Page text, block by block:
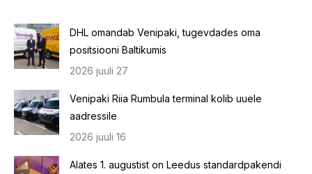
DHL omandab Venipaki, tugevdades oma
positsiooni Baltikumis
2026 juuli 27
Venipaki Riia Rumbula terminal kolib uuele
aadressile
2026 juuli 16
Alates 1. augustist on Leedus standardpakendi